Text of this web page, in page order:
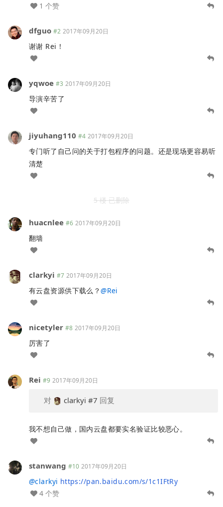
1 个赞
dfguo #2 2017年09月20日
谢谢 Rei！
yqwoe #3 2017年09月20日
导演辛苦了
jiyuhang110 #4 2017年09月20日
专门听了自己问的关于打包程序的问题。还是现场更容易听
清楚
5 楼 已删除
huacnlee #6 2017年09月20日
翻墙
clarkyi #7 2017年09月20日
有云盘资源供下载么？@Rei
nicetyler #8 2017年09月20日
厉害了
Rei #9 2017年09月20日
对 clarkyi #7 回复
我不想自己做，国内云盘都要实名验证比较恶心。
stanwang #10 2017年09月20日
@clarkyi https://pan.baidu.com/s/1c1IFtRy
4 个赞